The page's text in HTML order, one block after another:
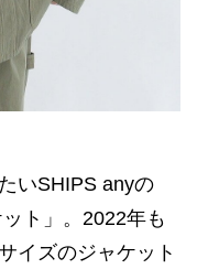
いSHIPS anyの
ト」。2022年も
イズのジャケット